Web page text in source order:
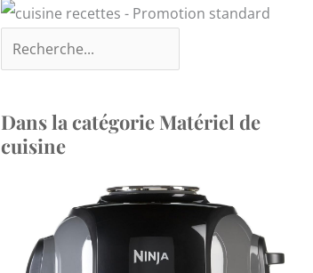
Dans la catégorie Matériel de
cuisine